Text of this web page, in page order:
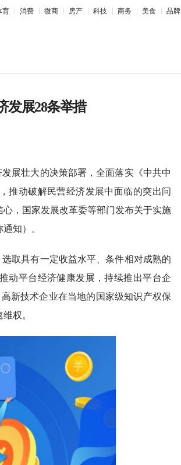
育 消费 微商 房产 科技 商务 美食 品牌
发展28条举措
展壮大的决策部署，全面落实《中共中
推动破解民营经济发展中面临的突出问
，国家发展改革委等部门发布关于实施
知）。
取具有一定收益水平、条件相对成熟的
动平台经济健康发展，持续推出平台企
新技术企业在当地的国家级知识产权保
权。